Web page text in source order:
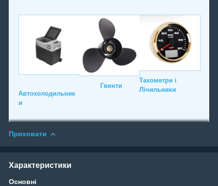
Автохолодильник
и
Гвинти
Тахометри і
Лічильники
Приховати
Характеристики
Основні